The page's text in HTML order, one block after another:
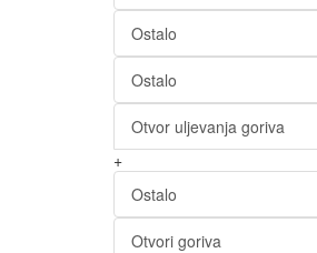
Ostalo
Ostalo
Otvor uljevanja goriva
+
Ostalo
Otvori goriva